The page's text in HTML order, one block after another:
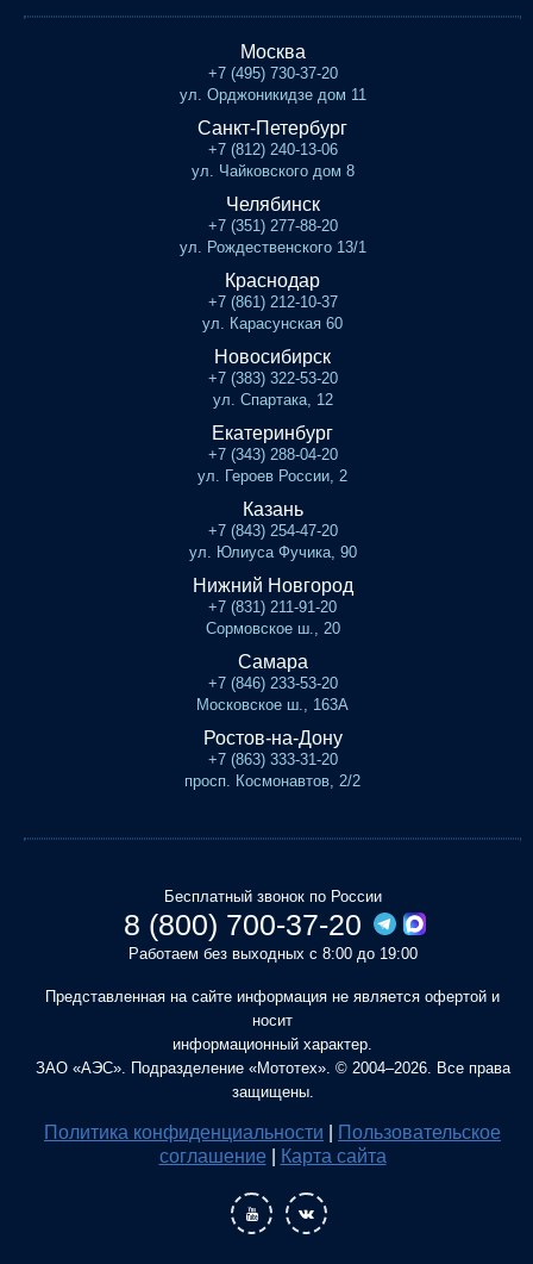
Москва
+7 (495) 730-37-20
ул. Орджоникидзе дом 11
Санкт-Петербург
+7 (812) 240-13-06
ул. Чайковского дом 8
Челябинск
+7 (351) 277-88-20
ул. Рождественского 13/1
Краснодар
+7 (861) 212-10-37
ул. Карасунская 60
Новосибирск
+7 (383) 322-53-20
ул. Спартака, 12
Екатеринбург
+7 (343) 288-04-20
ул. Героев России, 2
Казань
+7 (843) 254-47-20
ул. Юлиуса Фучика, 90
Нижний Новгород
+7 (831) 211-91-20
Сормовское ш., 20
Самара
+7 (846) 233-53-20
Московское ш., 163А
Ростов-на-Дону
+7 (863) 333-31-20
просп. Космонавтов, 2/2
Бесплатный звонок по России
8 (800) 700-37-20
Работаем без выходных с 8:00 до 19:00
Представленная на сайте информация не является офертой и
носит
информационный характер.
ЗАО «АЭС». Подразделение «Мототех». © 2004–2026. Все права
защищены.
Политика конфиденциальности
Пользовательское
соглашение
Карта сайта